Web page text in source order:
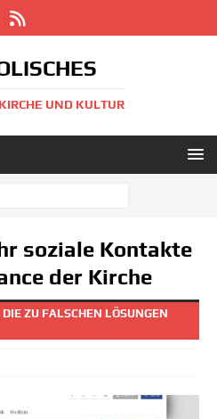
UND KULTUR
soziale Kontakte
der Kirche
ZU FALSCHEN LÖSUNGEN